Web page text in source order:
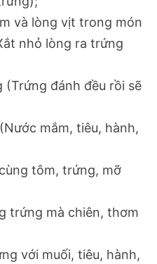
và lòng vịt trong món
nhỏ lòng ra trứng
(Trứng đánh đều rồi sẽ
mắm, tiêu, hành,
tôm, trứng, mỡ
trứng mà chiên, thơm
với muối, tiêu, hành,